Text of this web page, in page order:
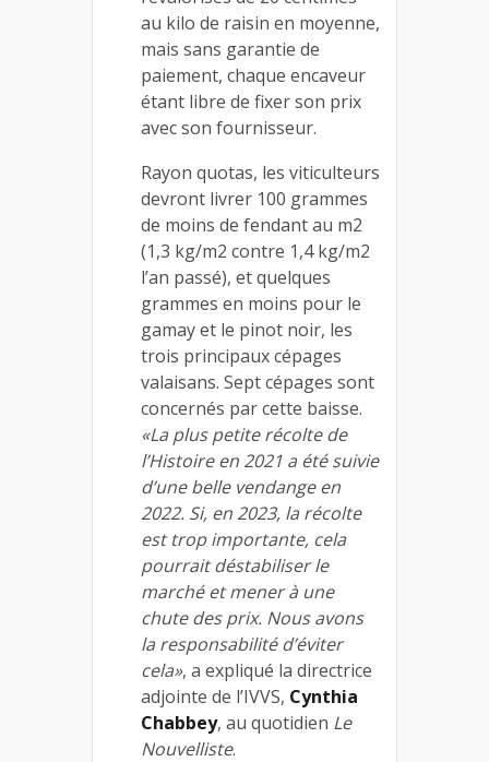
au kilo de raisin en moyenne,
mais sans garantie de
paiement, chaque encaveur
étant libre de fixer son prix
avec son fournisseur.
Rayon quotas, les viticulteurs
devront livrer 100 grammes
de moins de fendant au m2
(1,3 kg/m2 contre 1,4 kg/m2
l’an passé), et quelques
grammes en moins pour le
gamay et le pinot noir, les
trois principaux cépages
valaisans. Sept cépages sont
concernés par cette baisse.
«La plus petite récolte de
l’Histoire en 2021 a été suivie
d’une belle vendange en
2022. Si, en 2023, la récolte
est trop importante, cela
pourrait déstabiliser le
marché et mener à une
chute des prix. Nous avons
la responsabilité d’éviter
cela», a expliqué la directrice
adjointe de l’IVVS, Cynthia
Chabbey, au quotidien Le
Nouvelliste.